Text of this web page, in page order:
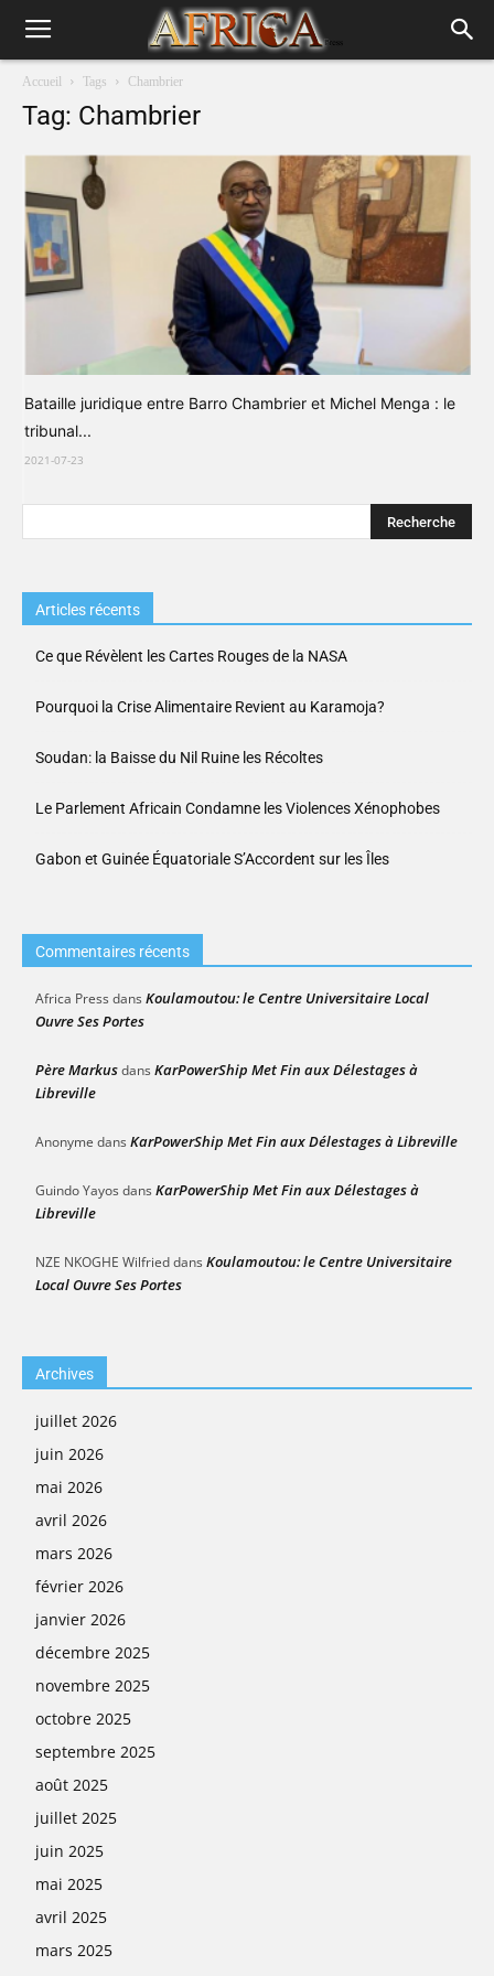
Accueil Tags Chambrier
Tag: Chambrier
Bataille juridique entre Barro Chambrier et Michel Menga : le
tribunal...
2021-07-23
Articles récents
Ce que Révèlent les Cartes Rouges de la NASA
Pourquoi la Crise Alimentaire Revient au Karamoja?
Soudan: la Baisse du Nil Ruine les Récoltes
Le Parlement Africain Condamne les Violences Xénophobes
Gabon et Guinée Équatoriale S’Accordent sur les Îles
Commentaires récents
Africa Press dans Koulamoutou: le Centre Universitaire Local
Ouvre Ses Portes
Père Markusdans KarPowerShip Met Fin aux Délestages à
Libreville
Anonyme dans KarPowerShip Met Fin aux Délestages à Libreville
Guindo Yayos dans KarPowerShip Met Fin aux Délestages à
Libreville
NZE NKOGHE Wilfrieddans Koulamoutou: le Centre Universitaire
Local Ouvre Ses Portes
Archives
juillet 2026
juin 2026
mai 2026
avril 2026
mars 2026
février 2026
janvier 2026
décembre 2025
novembre 2025
octobre 2025
septembre 2025
août 2025
juillet 2025
juin 2025
mai 2025
avril 2025
mars 2025